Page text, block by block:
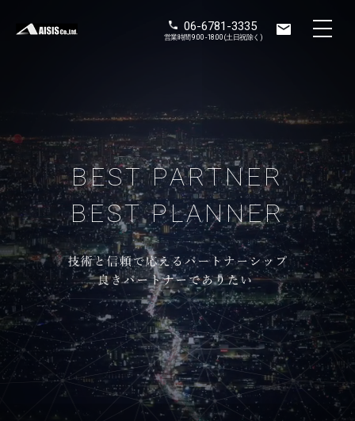
06-6781-3335
営業時間 9:00 - 18:00 (土日祝除く)
BEST PARTNER
BEST PLANNER